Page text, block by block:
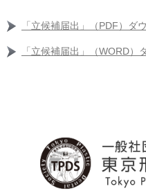
「立候補届出」（PDF）ダ
「立候補届出」（WORD）